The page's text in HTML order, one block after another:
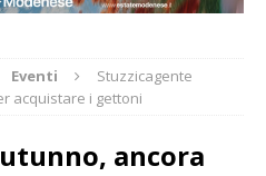
Eventi
Stuzzicagente
acquistare i gettoni
ancora